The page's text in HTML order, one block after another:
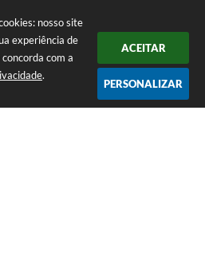
nosso site
experiência de
com a
.
ACEITAR
PERSONALIZAR